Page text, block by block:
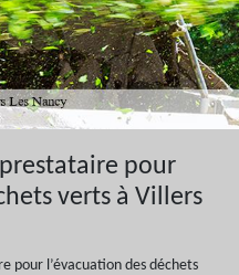
pour
verts à Villers
pour l’évacuation des déchets